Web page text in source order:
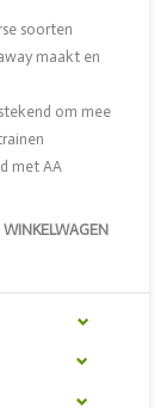
soorten
maakt en
om mee
met AA